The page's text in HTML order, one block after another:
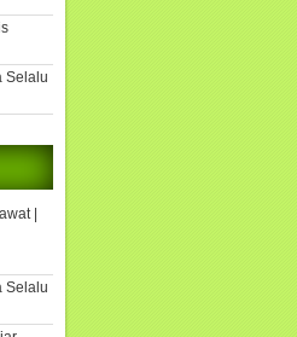
Selalu
|
Selalu